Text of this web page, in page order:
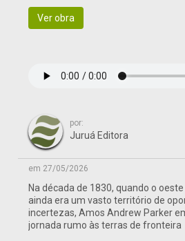
Ver obra
por:
Juruá Editora
em 27/05/2026
Na década de 1830, quando o
ainda era um vasto território de
incertezas, Amos Andrew Parker
jornada rumo às terras de fronteira